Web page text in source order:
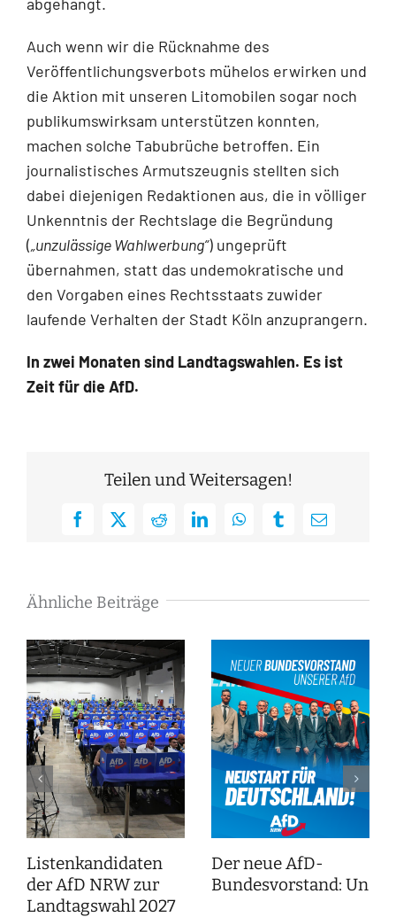
Auch wenn wir die Rücknahme des
Veröffentlichungsverbots mühelos erwirken und
die Aktion mit unseren Litomobilen sogar noch
publikumswirksam unterstützen konnten,
machen solche Tabubrüche betroffen. Ein
journalistisches Armutszeugnis stellten sich
dabei diejenigen Redaktionen aus, die in völliger
Unkenntnis der Rechtslage die Begründung
(„unzulässige Wahlwerbung“) ungeprüft
übernahmen, statt das undemokratische und
den Vorgaben eines Rechtsstaats zuwider
laufende Verhalten der Stadt Köln anzuprangern.
In zwei Monaten sind Landtagswahlen. Es ist
Zeit für die AfD.
Teilen und Weitersagen!
Facebook
X RedditLinkedInWhatsAppTumblrE-
Ähnliche Beiträge
Listenkandidaten
der AfD NRW zur
Landtagswahl 2027
Der neue AfD-
Bundesvorstand: